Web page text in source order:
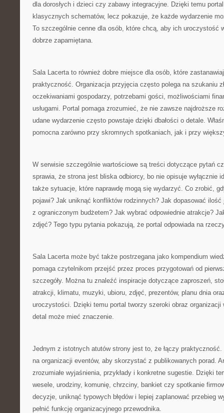
dla dorosłych i dzieci czy zabawy integracyjne. Dzięki temu
klasycznych schematów, lecz pokazuje, że każde wydarzenie
To szczególnie cenne dla osób, które chcą, aby ich uroczystość
dobrze zapamiętana.
Sala Lacerta to również dobre miejsce dla osób, które
praktyczność. Organizacja przyjęcia często polega na szukaniu
oczekiwaniami gospodarzy, potrzebami gości, możliwościami
usługami. Portal pomaga zrozumieć, że nie zawsze najdroższe
udane wydarzenie często powstaje dzięki dbałości o detale.
pomocna zarówno przy skromnych spotkaniach, jak i przy
W serwisie szczególnie wartościowe są treści dotyczące pytań
sprawia, że strona jest bliska odbiorcy, bo nie opisuje wyłącznie
także sytuacje, które naprawdę mogą się wydarzyć. Co zrobić,
pojawi? Jak uniknąć konfliktów rodzinnych? Jak dopasować
z ograniczonym budżetem? Jak wybrać odpowiednie atrakcje?
zdjęć? Tego typu pytania pokazują, że portal odpowiada na
Sala Lacerta może być także postrzegana jako kompendium
pomaga czytelnikom przejść przez proces przygotowań od
szczegóły. Można tu znaleźć inspiracje dotyczące zaproszeń,
atrakcji, klimatu, muzyki, ubioru, zdjęć, prezentów, planu dnia
uroczystości. Dzięki temu portal tworzy szeroki obraz
detal może mieć znaczenie.
Jednym z istotnych atutów strony jest to, że łączy
na organizacji eventów, aby skorzystać z publikowanych porad.
zrozumiałe wyjaśnienia, przykłady i konkretne sugestie. Dzięki
wesele, urodziny, komunię, chrzciny, bankiet czy spotkanie
decyzje, uniknąć typowych błędów i lepiej zaplanować przebieg
pełnić funkcję organizacyjnego przewodnika.